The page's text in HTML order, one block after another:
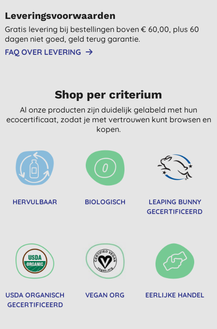
Leveringsvoorwaarden
Gratis levering bij bestellingen boven € 60,00, plus 60
dagen niet goed, geld terug garantie.
FAQ OVER LEVERING
Shop per criterium
Al onze producten zijn duidelijk gelabeld met hun
ecocertificaat, zodat je met vertrouwen kunt browsen en
kopen.
HERVULBAAR BIOLOGISCH
LEAPING BUNNY
GECERTIFICEERD
USDA ORGANISCH
GECERTIFICEERD
VEGAN ORG EERLIJKE HANDEL